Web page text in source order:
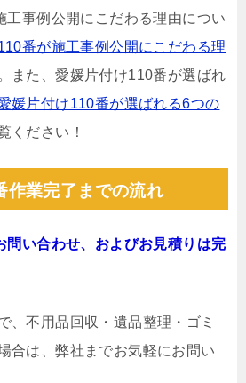
工事例公開にこだわる理由につい
番が施工事例公開にこだわる理
また、愛媛片付け110番が選ばれ
媛片付け110番が選ばれる6つの
ください！
作業完了までの流れ
問い合わせ、およびお見積りは完
、不用品回収・遺品整理・ゴミ
合は、弊社までお気軽にお問い